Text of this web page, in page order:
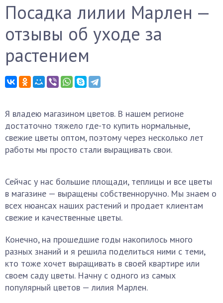
Посадка лилии Марлен —
отзывы об уходе за
растением
Я владею магазином цветов. В нашем регионе
достаточно тяжело где-то купить нормальные,
свежие цветы оптом, поэтому через несколько лет
работы мы просто стали выращивать свои.
Сейчас у нас большие площади, теплицы и все цветы
в магазине — выращены собственноручно. Мы знаем о
всех нюансах наших растений и продает клиентам
свежие и качественные цветы.
Конечно, на прошедшие годы накопилось много
разных знаний и я решила поделиться ними с теми,
кто тоже хочет выращивать в своей квартире или
своем саду цветы. Начну с одного из самых
популярный цветов — лилия Марлен.